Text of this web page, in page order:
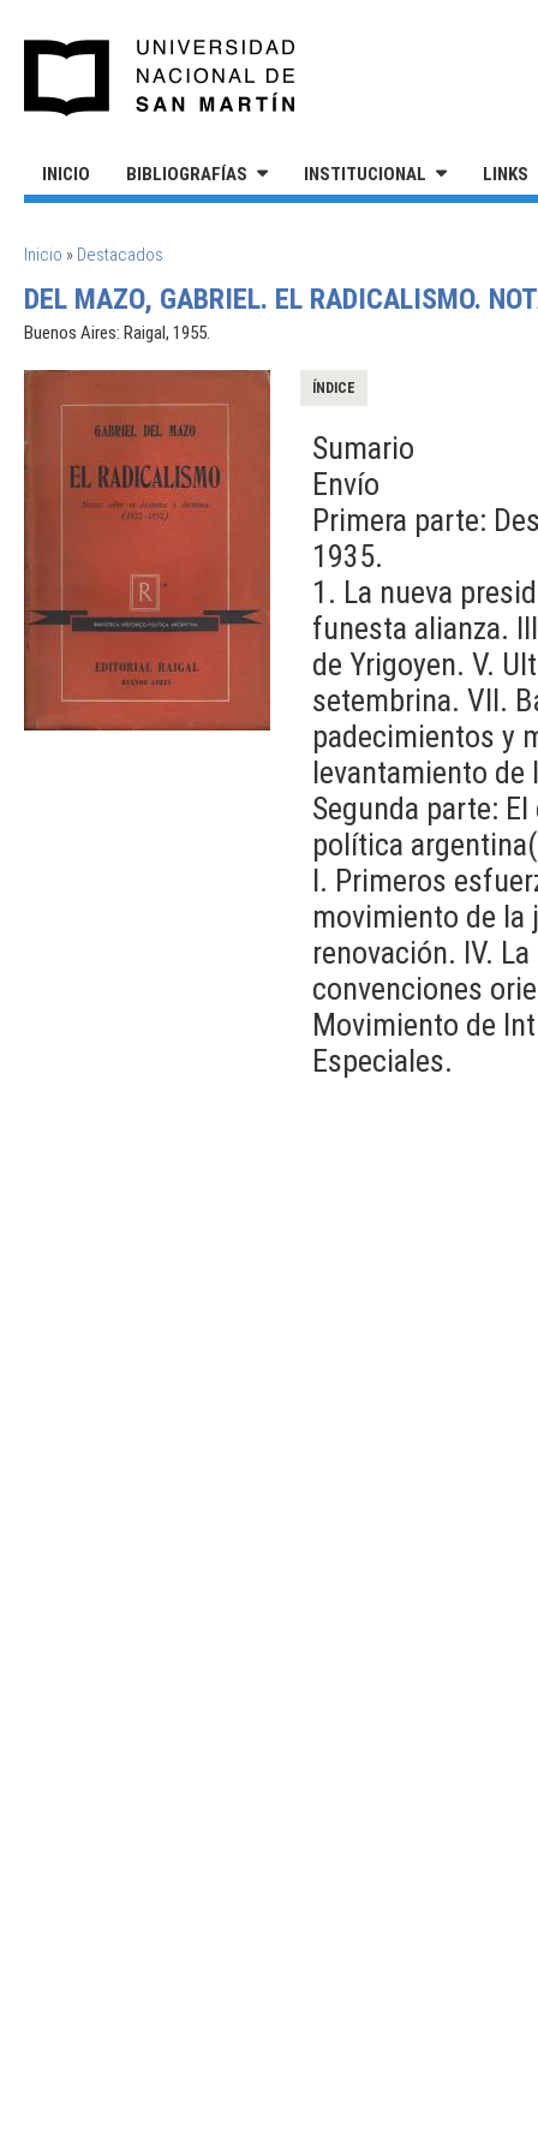
INICIO BIBLIOGRAFÍAS INSTITUCIONAL LINKS
SE ENCUENTRA USTED AQUÍ
Inicio » Destacados
DEL MAZO, GABRIEL. EL RADICALISMO.
Buenos Aires: Raigal, 1955.
ÍNDICE
Sumario
Envío
Primera parte:
1935.
1. La nueva
funesta alianza.
de Yrigoyen. V.
setembrina. VII.
padecimientos y
levantamiento de
Segunda parte:
política
I. Primeros
movimiento de la
renovación. IV.
convenciones
Movimiento de
Especiales.